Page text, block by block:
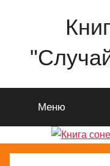
и
Николая
Меню